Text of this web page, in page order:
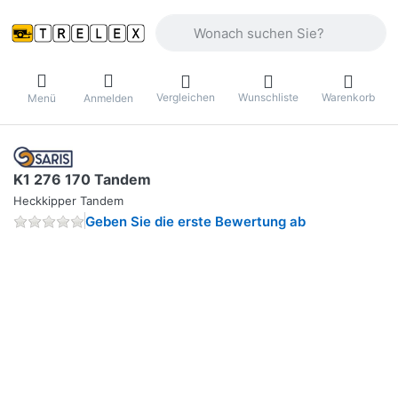
Menü Anmelden Vergleichen Wunschliste Warenkorb
K1 276 170 Tandem
Heckkipper Tandem
Geben Sie die erste Bewertung ab